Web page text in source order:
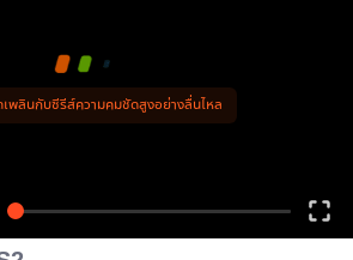
เพลินกับซีรีส์ความคมชัดสูงอย่างลื่นไหล